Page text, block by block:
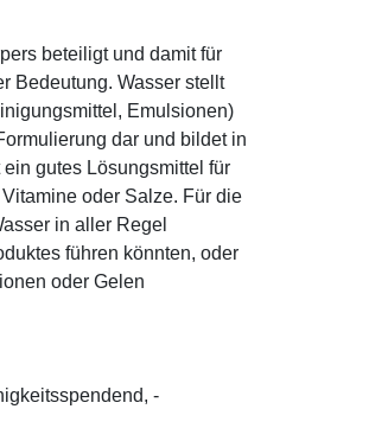
beteiligt und damit für
Bedeutung. Wasser stellt
Emulsionen)
dar und bildet in
gutes Lösungsmittel für
oder Salze. Für die
in aller Regel
führen könnten, oder
oder Gelen